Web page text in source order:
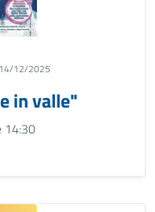
12/2025
in valle"
14:30